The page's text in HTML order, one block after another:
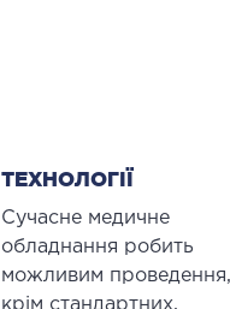
ТЕХНОЛОГІЇ
Сучасне медичне
обладнання робить
можливим проведення,
крім стандартних,